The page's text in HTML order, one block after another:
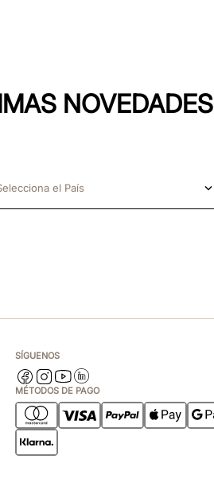
NOVEDADES
el País
SÍGUENOS
MÉTODOS DE PAGO